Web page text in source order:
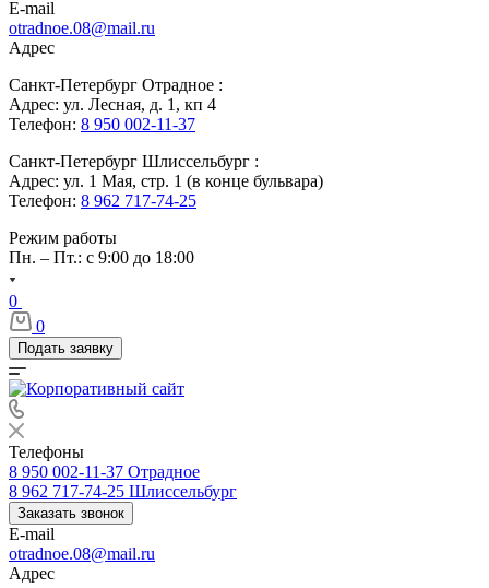
E-mail
otradnoe.08@mail.ru
Адрес
Санкт-Петербург Отрадное :
Адрес: ул. Лесная, д. 1, кп 4
Телефон: 8 950 002-11-37
Санкт-Петербург Шлиссельбург :
Адрес: ул. 1 Мая, стр. 1 (в конце бульвара)
Телефон: 8 962 717-74-25
Режим работы
Пн. – Пт.: с 9:00 до 18:00
0
0
Подать заявку
Телефоны
8 950 002-11-37 Отрадное
8 962 717-74-25 Шлиссельбург
Заказать звонок
E-mail
otradnoe.08@mail.ru
Адрес